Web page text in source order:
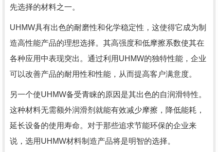
先选择的材料之一。
UHMW具有出色的耐磨性和化学稳定性，这使得它成为制
造高性能产品的理想选择。其高强度和低摩擦系数使其在
各种应用中表现突出。通过利用UHMW的独特性能，企业
可以改善产品的耐用性和性能，从而提高客户满意度。
另一个使UHMW备受青睐的原因是其出色的自润滑特性。
这种材料无需额外润滑剂就能有效减少摩擦，降低能耗，
延长设备的使用寿命。对于那些追求节能环保的企业来
说，选用UHMW材料制造产品将是明智的选择。